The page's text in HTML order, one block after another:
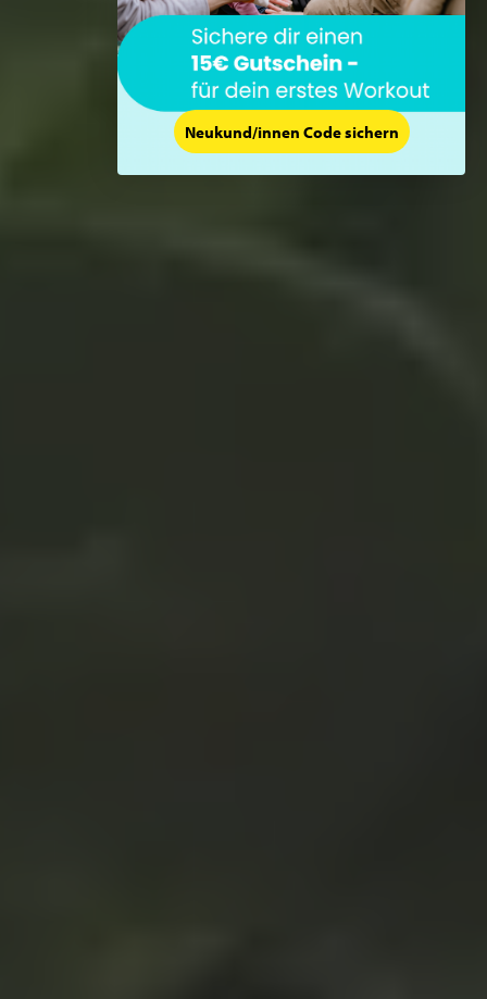
Neukund/innen Code sichern